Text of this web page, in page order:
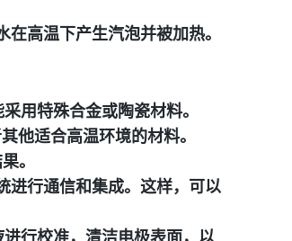
高温下产生汽泡并被加热。
用特殊合金或陶瓷材料。
他适合高温环境的材料。
。
进行通信和集成。这样，可以
行校准，清洁电极表面，以